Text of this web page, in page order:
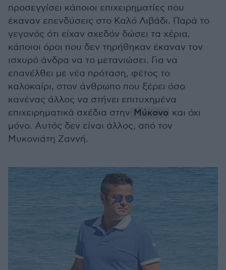
προσεγγίσει κάποιοι επιχειρηματίες που
έκαναν επενδύσεις στο Καλό Λιβάδι. Παρά το
γεγονός ότι είχαν σχεδόν δώσει τα χέρια,
κάποιοι όροι που δεν τηρήθηκαν έκαναν τον
ισχυρό άνδρα να το μετανιώσει. Για να
επανέλθει με νέα πρόταση, φέτος το
καλοκαίρι, στον άνθρωπο που ξέρει όσο
κανένας άλλος να στήνει επιτυχημένα
επιχειρηματικά σχέδια στην Μύκονο και όχι
μόνο. Αυτός δεν είναι άλλος, από τον
Μυκονιάτη Ζαννή.